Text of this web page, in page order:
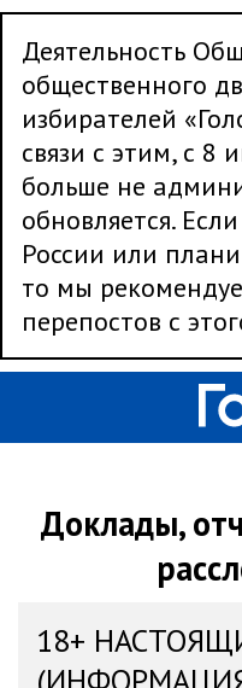
Деятельность
общественного
избирателей
связи с этим, с 8
больше не
обновляется.
России или
то мы
перепостов с
Доклады,
18+